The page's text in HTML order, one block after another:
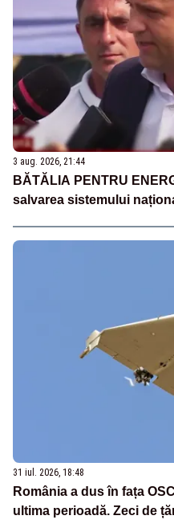
3 aug. 2026, 21:44
BĂTĂLIA PENTRU
salvarea sistemului
31 iul. 2026, 18:48
România a dus în fața
ultima perioadă. Zeci de